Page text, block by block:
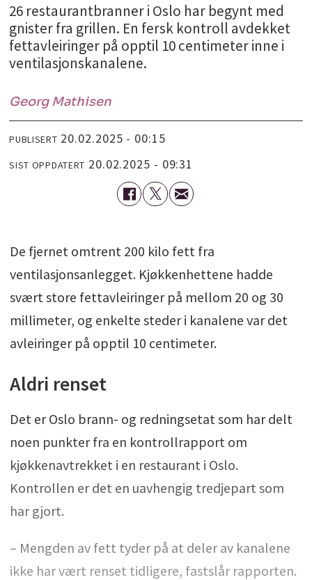
26 restaurantbranner i Oslo har begynt med
gnister fra grillen. En fersk kontroll avdekket
fettavleiringer på opptil 10 centimeter inne i
ventilasjonskanalene.
Georg Mathisen
PUBLISERT 20.02.2025 - 00:15
SIST OPPDATERT 20.02.2025 - 09:31
De fjernet omtrent 200 kilo fett fra
ventilasjonsanlegget. Kjøkkenhettene hadde
svært store fettavleiringer på mellom 20 og 30
millimeter, og enkelte steder i kanalene var det
avleiringer på opptil 10 centimeter.
Aldri renset
Det er Oslo brann- og redningsetat som har delt
noen punkter fra en kontrollrapport om
kjøkkenavtrekket i en restaurant i Oslo.
Kontrollen er det en uavhengig tredjepart som
har gjort.
– Mengden av fett tyder på at deler av kanalene
ikke har vært renset tidligere, fastslår rapporten.